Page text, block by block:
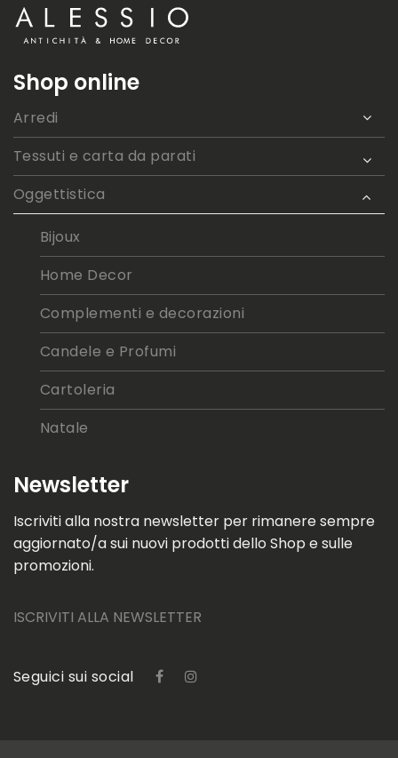
Shop online
Arredi
Tessuti e carta da parati
Oggettistica
Bijoux
Home Decor
Complementi e decorazioni
Candele e Profumi
Cartoleria
Natale
Newsletter
Iscriviti alla nostra newsletter per rimanere sempre
aggiornato/a sui nuovi prodotti dello Shop e sulle
promozioni.
ISCRIVITI ALLA NEWSLETTER
Seguici sui social